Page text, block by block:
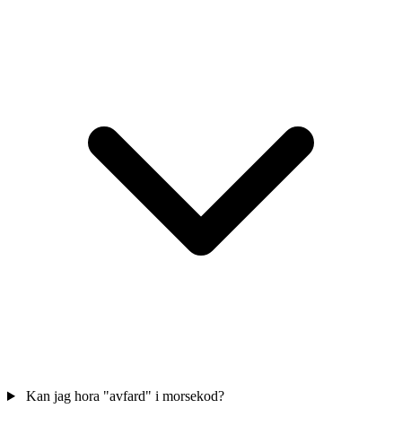
Kan jag hora "avfard" i morsekod?